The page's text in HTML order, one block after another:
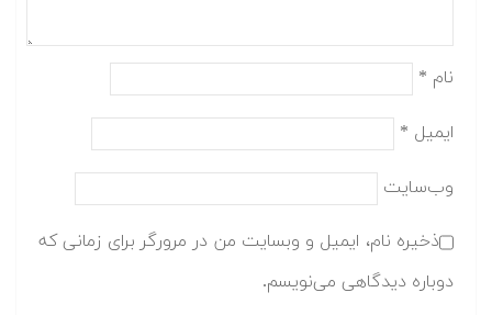
نام *
ایمیل *
وب‌سایت
ذخیره نام، ایمیل و وبسایت من در مرورگر برای زمانی که
دوباره دیدگاهی می‌نویسم.